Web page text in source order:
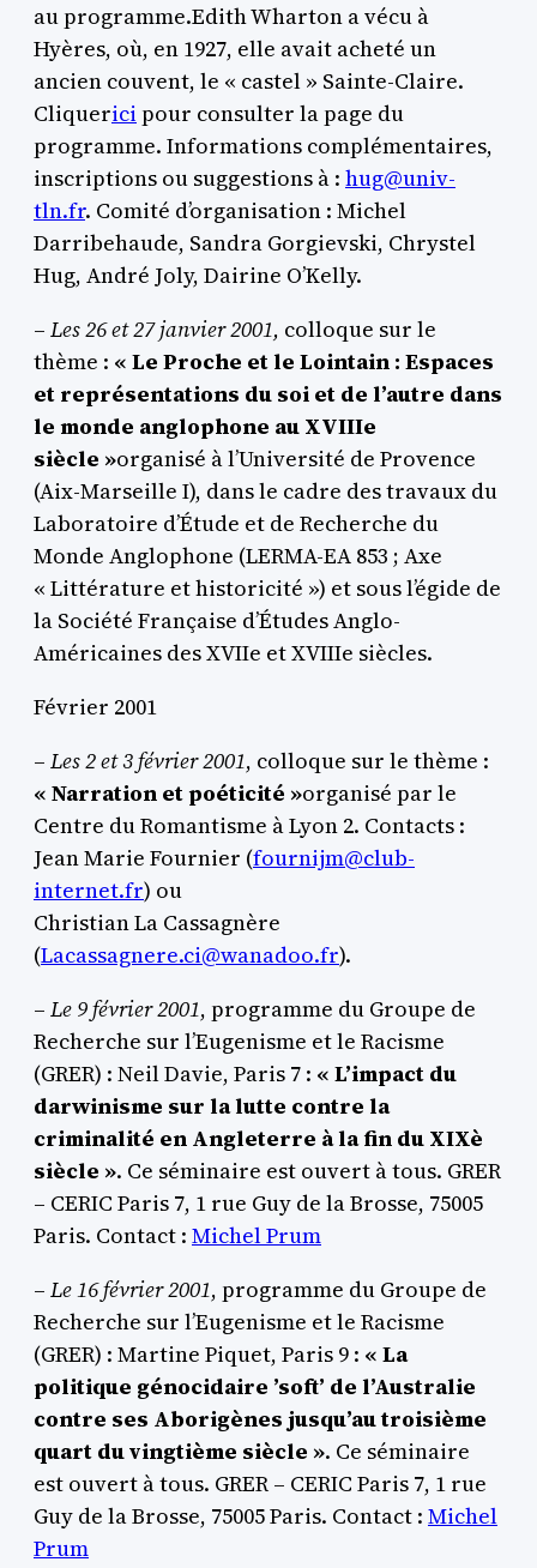
au programme.Edith Wharton a vécu à
Hyères, où, en 1927, elle avait acheté un
ancien couvent, le « castel » Sainte-Claire.
Cliquerici pour consulter la page du
programme. Informations complémentaires,
inscriptions ou suggestions à : hug@univ-
tln.fr. Comité d’organisation : Michel
Darribehaude, Sandra Gorgievski, Chrystel
Hug, André Joly, Dairine O’Kelly.
– Les 26 et 27 janvier 2001, colloque sur le
thème : « Le Proche et le Lointain : Espaces
et représentations du soi et de l’autre dans
le monde anglophone au XVIIIe
siècle »organisé à l’Université de Provence
(Aix-Marseille I), dans le cadre des travaux du
Laboratoire d’Étude et de Recherche du
Monde Anglophone (LERMA-EA 853 ; Axe
« Littérature et historicité ») et sous l’égide de
la Société Française d’Études Anglo-
Américaines des XVIIe et XVIIIe siècles.
Février 2001
– Les 2 et 3 février 2001, colloque sur le thème :
« Narration et poéticité »organisé par le
Centre du Romantisme à Lyon 2. Contacts :
Jean Marie Fournier (fournijm@club-
internet.fr) ou
Christian La Cassagnère
(Lacassagnere.ci@wanadoo.fr).
– Le 9 février 2001, programme du Groupe de
Recherche sur l’Eugenisme et le Racisme
(GRER) : Neil Davie, Paris 7 : « L’impact du
darwinisme sur la lutte contre la
criminalité en Angleterre à la fin du XIXè
siècle ». Ce séminaire est ouvert à tous. GRER
– CERIC Paris 7, 1 rue Guy de la Brosse, 75005
Paris. Contact : Michel Prum
– Le 16 février 2001, programme du Groupe de
Recherche sur l’Eugenisme et le Racisme
(GRER) : Martine Piquet, Paris 9 : « La
politique génocidaire ’soft’ de l’Australie
contre ses Aborigènes jusqu’au troisième
quart du vingtième siècle ». Ce séminaire
est ouvert à tous. GRER – CERIC Paris 7, 1 rue
Guy de la Brosse, 75005 Paris. Contact : Michel
Prum